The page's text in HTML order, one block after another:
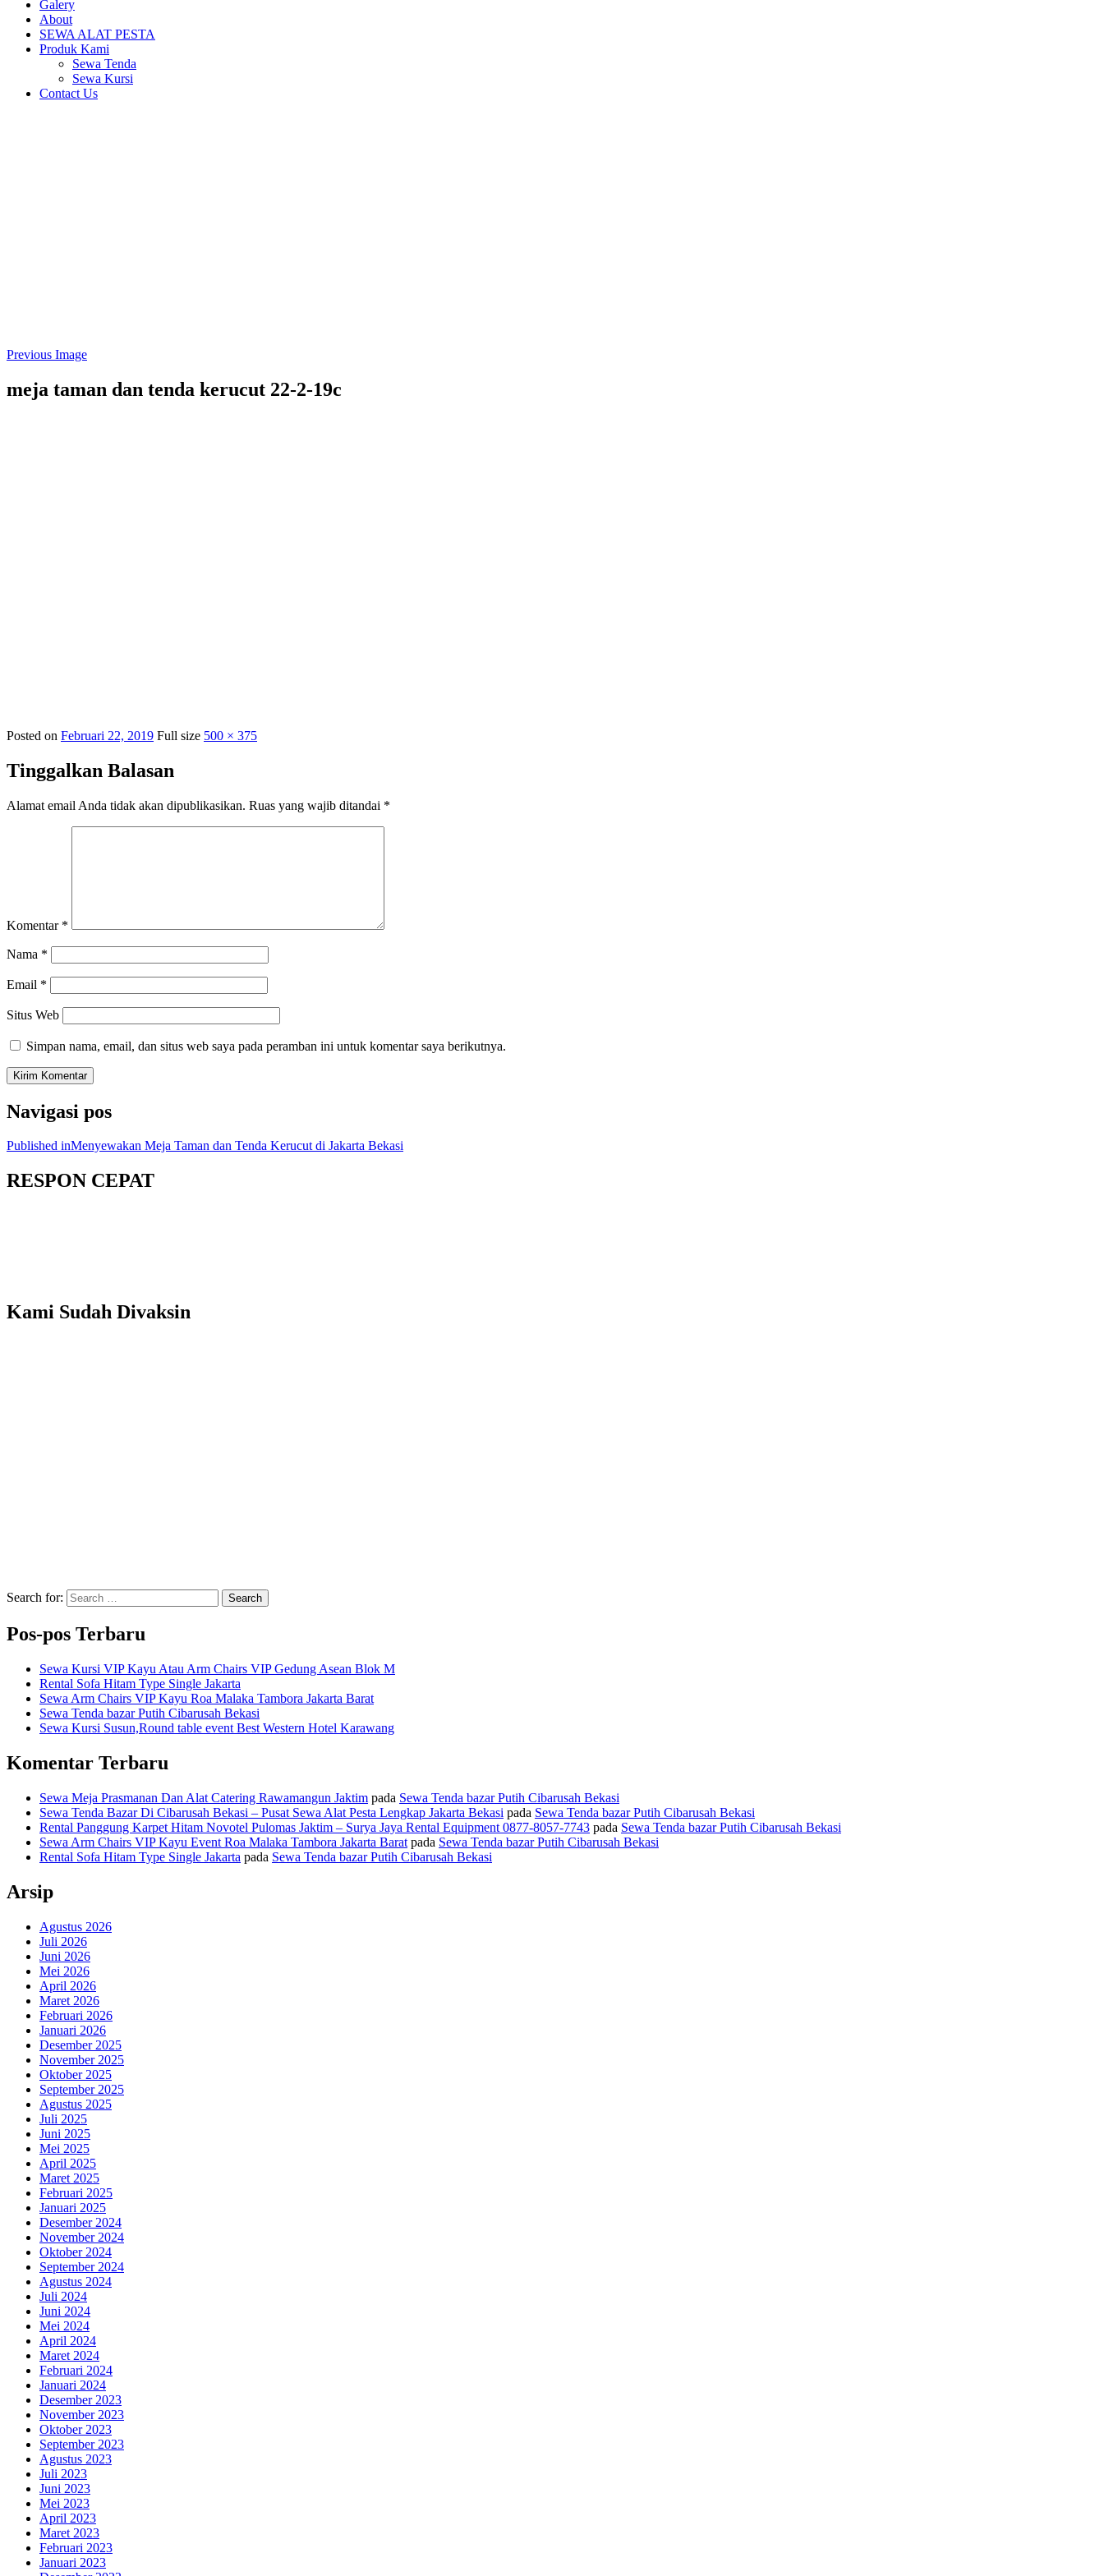
Galery
About
SEWA ALAT PESTA
Produk Kami
Sewa Tenda
Sewa Kursi
Contact Us
Previous Image
meja taman dan tenda kerucut 22-2-19c
Posted on Februari 22, 2019 Full size 500 × 375
Tinggalkan Balasan
Alamat email Anda tidak akan dipublikasikan. Ruas yang wajib ditandai *
Komentar *
Nama *
Email *
Situs Web
Simpan nama, email, dan situs web saya pada peramban ini untuk komentar saya berikutnya.
Navigasi pos
Published inMenyewakan Meja Taman dan Tenda Kerucut di Jakarta Bekasi
RESPON CEPAT
Kami Sudah Divaksin
Search for: Search
Pos-pos Terbaru
Sewa Kursi VIP Kayu Atau Arm Chairs VIP Gedung Asean Blok M
Rental Sofa Hitam Type Single Jakarta
Sewa Arm Chairs VIP Kayu Roa Malaka Tambora Jakarta Barat
Sewa Tenda bazar Putih Cibarusah Bekasi
Sewa Kursi Susun,Round table event Best Western Hotel Karawang
Komentar Terbaru
Sewa Meja Prasmanan Dan Alat Catering Rawamangun Jaktim pada Sewa Tenda bazar Putih Cibarusah Bekasi
Sewa Tenda Bazar Di Cibarusah Bekasi – Pusat Sewa Alat Pesta Lengkap Jakarta Bekasi pada Sewa Tenda bazar Putih Cibarusah Bekasi
Rental Panggung Karpet Hitam Novotel Pulomas Jaktim – Surya Jaya Rental Equipment 0877-8057-7743 pada Sewa Tenda bazar Putih Cibarusah Bekasi
Sewa Arm Chairs VIP Kayu Event Roa Malaka Tambora Jakarta Barat pada Sewa Tenda bazar Putih Cibarusah Bekasi
Rental Sofa Hitam Type Single Jakarta pada Sewa Tenda bazar Putih Cibarusah Bekasi
Arsip
Agustus 2026
Juli 2026
Juni 2026
Mei 2026
April 2026
Maret 2026
Februari 2026
Januari 2026
Desember 2025
November 2025
Oktober 2025
September 2025
Agustus 2025
Juli 2025
Juni 2025
Mei 2025
April 2025
Maret 2025
Februari 2025
Januari 2025
Desember 2024
November 2024
Oktober 2024
September 2024
Agustus 2024
Juli 2024
Juni 2024
Mei 2024
April 2024
Maret 2024
Februari 2024
Januari 2024
Desember 2023
November 2023
Oktober 2023
September 2023
Agustus 2023
Juli 2023
Juni 2023
Mei 2023
April 2023
Maret 2023
Februari 2023
Januari 2023